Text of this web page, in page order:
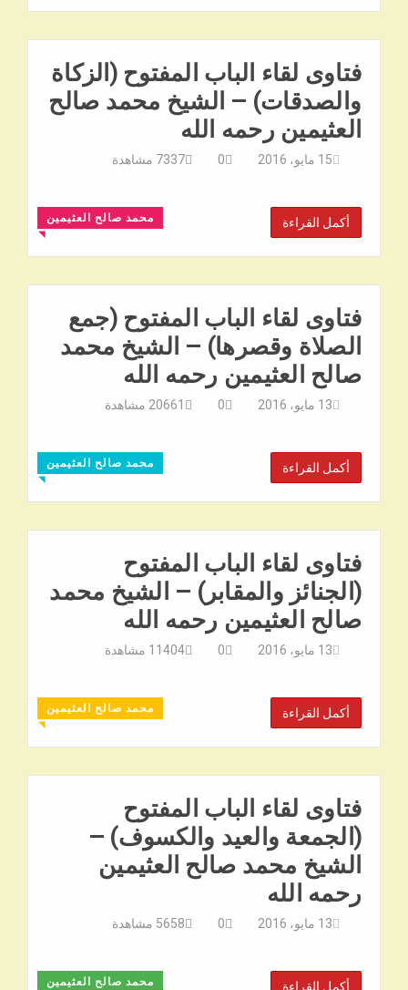
فتاوى لقاء الباب المفتوح (الزكاة
والصدقات) – الشيخ محمد صالح
العثيمين رحمه الله
15 مايو، 2016 0
7337 مشاهدة
محمد صالح العثيمين
◥
أكمل القراءة
فتاوى لقاء الباب المفتوح (جمع
الصلاة وقصرها) – الشيخ محمد
صالح العثيمين رحمه الله
13 مايو، 2016 0
20661 مشاهدة
محمد صالح العثيمين
◥
أكمل القراءة
فتاوى لقاء الباب المفتوح
(الجنائز والمقابر) – الشيخ محمد
صالح العثيمين رحمه الله
13 مايو، 2016 0
11404 مشاهدة
محمد صالح العثيمين
◥
أكمل القراءة
فتاوى لقاء الباب المفتوح
(الجمعة والعيد والكسوف) –
الشيخ محمد صالح العثيمين
رحمه الله
13 مايو، 2016 0
5658 مشاهدة
محمد صالح العثيمين أكمل القراءة